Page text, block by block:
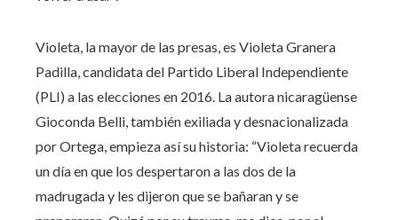
Violeta, la mayor de las presas, es Violeta Granera
Padilla, candidata del Partido Liberal Independiente
(PLI) a las elecciones en 2016. La autora nicaragüense
Gioconda Belli, también exiliada y desnacionalizada
por Ortega, empieza así su historia: “Violeta recuerda
un día en que los despertaron a las dos de la
madrugada y les dijeron que se bañaran y se